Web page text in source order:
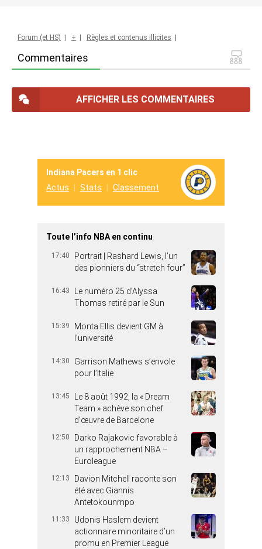
Commentaires
Forum (et HS) | + | Règles et contenus illicites |
AFFICHER LES COMMENTAIRES
Indiana Pacers en 1 clic
Actus
Stats Classement
Toute l’info NBA en continu
17:40
Portrait | Rashard Lewis, l’un
des pionniers du “stretch four”
16:43
Le numéro 25 d’Alyssa
Thomas retiré par le Sun
15:39
Monta Ellis devient GM à
l’université
14:30
Garrison Mathews s’envole
pour l’Italie
13:45
Le 8 août 1992, la « Dream
Team » achève son chef
d’œuvre de Barcelone
12:50
Darko Rajakovic favorable à
un rapprochement NBA –
Euroleague
12:13
Davion Mitchell raconte son
été avec Giannis
Antetokounmpo
11:33
Udonis Haslem devient
actionnaire minoritaire d’un
promu en Premier League